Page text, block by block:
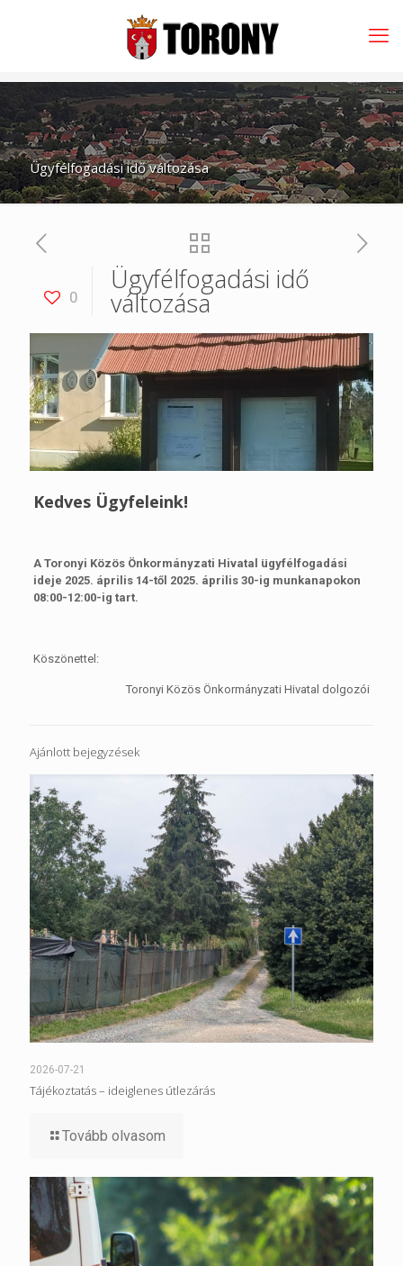
Ügyfélfogadási idő változása
0
Ügyfélfogadási idő
változása
Kedves Ügyfeleink!
A Toronyi Közös Önkormányzati Hivatal ügyfélfogadási
ideje 2025. április 14-től 2025. április 30-ig munkanapokon
08:00-12:00-ig tart.
Köszönettel:
Toronyi Közös Önkormányzati Hivatal dolgozói
Ajánlott bejegyzések
2026-07-21
Tájékoztatás – ideiglenes útlezárás
Tovább olvasom